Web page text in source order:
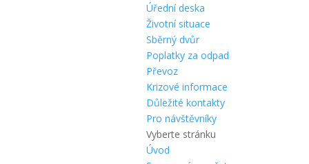
Úřední deska
Životní situace
Sběrný dvůr
Poplatky za odpad
Převoz
Krizové informace
Důležité kontakty
Pro návštěvníky
Vyberte stránku
Úvod